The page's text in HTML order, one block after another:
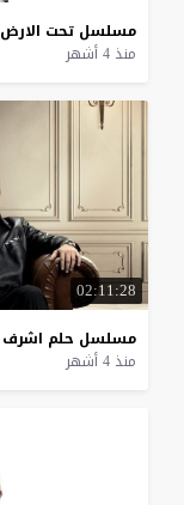
مسلسل تحت الارض
منذ 4 أشهر
02:11:28
مسلسل حلم اشرف
منذ 4 أشهر